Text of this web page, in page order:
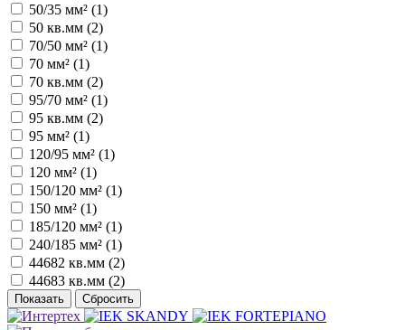
50/35 мм² (1)
50 кв.мм (2)
70/50 мм² (1)
70 мм² (1)
70 кв.мм (2)
95/70 мм² (1)
95 кв.мм (2)
95 мм² (1)
120/95 мм² (1)
120 мм² (1)
150/120 мм² (1)
150 мм² (1)
185/120 мм² (1)
240/185 мм² (1)
44682 кв.мм (2)
44683 кв.мм (2)